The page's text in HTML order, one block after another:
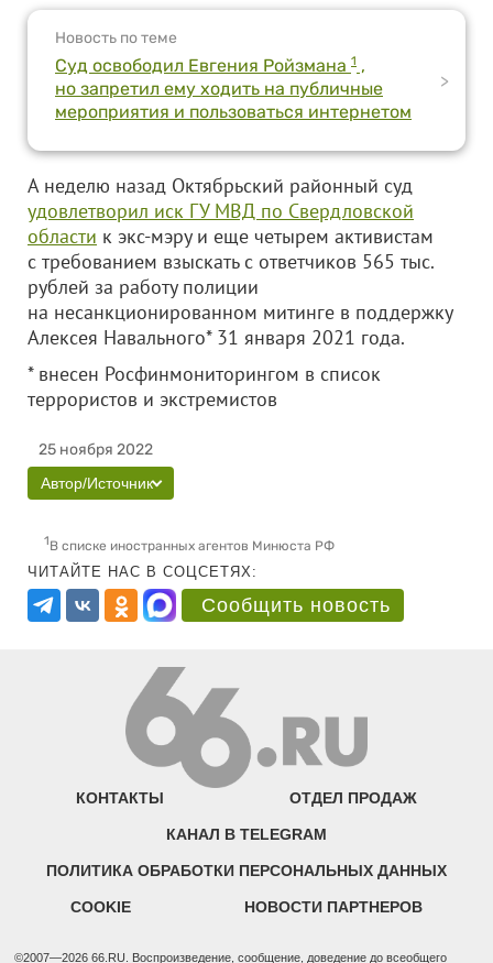
Новость по теме
Суд освободил Евгения Ройзмана 1 ,
но запретил ему ходить на публичные
мероприятия и пользоваться интернетом
>
А неделю назад Октябрьский районный суд
удовлетворил иск ГУ МВД по Свердловской
области к экс-мэру и еще четырем активистам
с требованием взыскать с ответчиков 565 тыс.
рублей за работу полиции
на несанкционированном митинге в поддержку
Алексея Навального* 31 января 2021 года.
* внесен Росфинмониторингом в список
террористов и экстремистов
25 ноября 2022
Автор/Источник
1В списке иностранных агентов Минюста РФ
ЧИТАЙТЕ НАС В СОЦСЕТЯХ:
Сообщить новость
КОНТАКТЫ ОТДЕЛ ПРОДАЖ
КАНАЛ В TELEGRAM
ПОЛИТИКА ОБРАБОТКИ ПЕРСОНАЛЬНЫХ ДАННЫХ
COOKIE НОВОСТИ ПАРТНЕРОВ
©2007—2026 66.RU. Воспроизведение, сообщение, доведение до всеобщего